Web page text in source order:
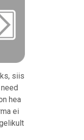
siis
hea
ei